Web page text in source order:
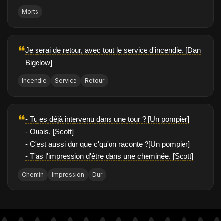
Morts
❝Je serai de retour, avec tout le service d'incendie. [Dan
Bigelow]
Incendie Service Retour
❝- Tu es déjà intervenu dans une tour ? [Un pompier]
- Ouais. [Scott]
- C'est aussi dur que c'qu'on raconte ?[Un pompier]
- T'as l'impression d'être dans une cheminée. [Scott]
Chemin Impression Dur